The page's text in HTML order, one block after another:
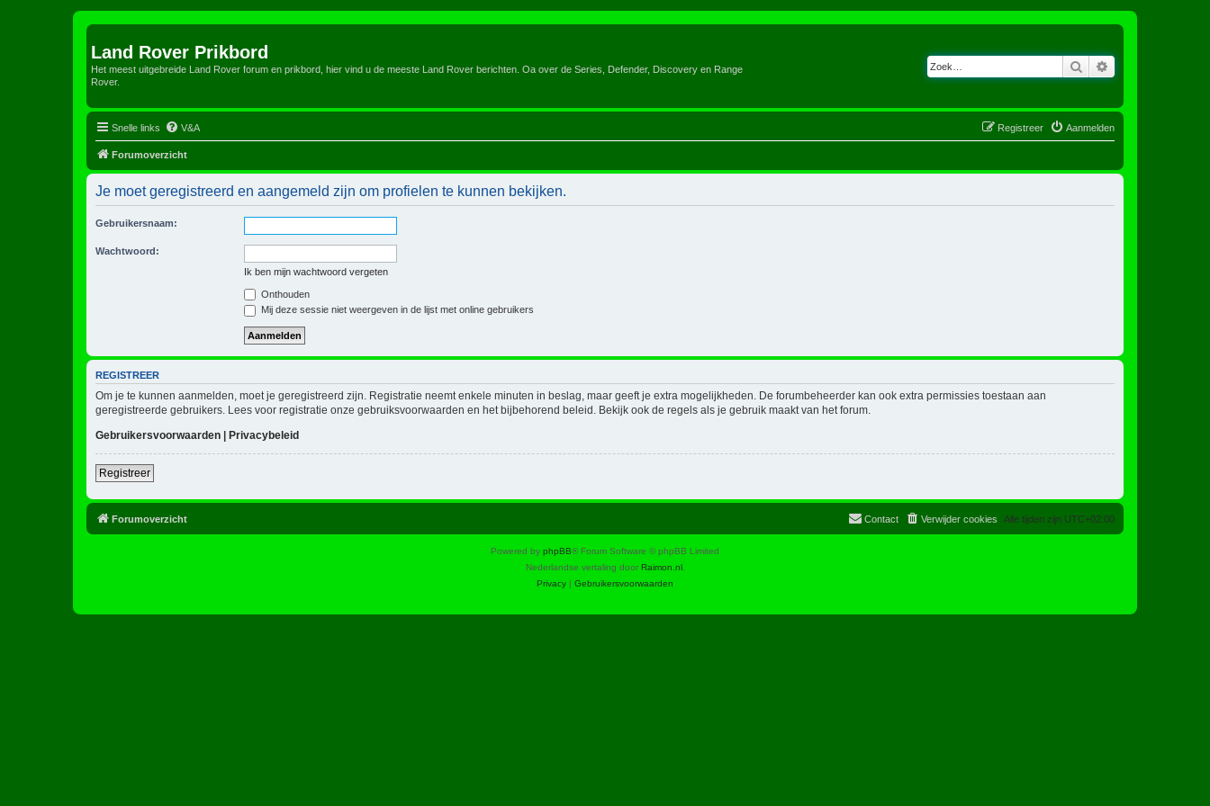
Land Rover Prikbord
Het meest uitgebreide Land Rover forum en prikbord, hier vind u de meeste Land Rover berichten. Oa over de Series, Defender, Discovery en Range
Rover.
Zoek
Snelle links V&A Aanmelden
Registreer
Forumoverzicht
Je moet geregistreerd en aangemeld zijn om profielen te kunnen bekijken.
Gebruikersnaam:
Wachtwoord:
Ik ben mijn wachtwoord vergeten
Onthouden
Mij deze sessie niet weergeven in de lijst met online gebruikers
REGISTREER
Om je te kunnen aanmelden, moet je geregistreerd zijn. Registratie neemt enkele minuten in beslag, maar geeft je extra mogelijkheden. De forumbeheerder kan ook extra permissies toestaan aan
geregistreerde gebruikers. Lees voor registratie onze gebruiksvoorwaarden en het bijbehorend beleid. Bekijk ook de regels als je gebruik maakt van het forum.
Gebruikersvoorwaarden
Privacybeleid
Registreer
Forumoverzicht Alle tijden zijn UTC+02:00
Verwijder cookies
Contact
Powered by phpBB® Forum Software © phpBB Limited
Nederlandse vertaling door Raimon.nl.
Privacy | Gebruikersvoorwaarden